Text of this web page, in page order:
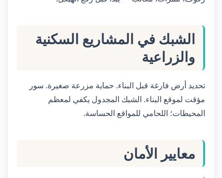
الشبك في المشاريع السكنية
والزراعية
تحديد أرض فارغة قبل البناء. حماية مزرعة صغيرة. سور
مؤقت لموقع البناء. الشبك المجدول يكفي لمعظم
المحيطات؛ اللحامي للمواقع الحساسة.
معايير الأمان